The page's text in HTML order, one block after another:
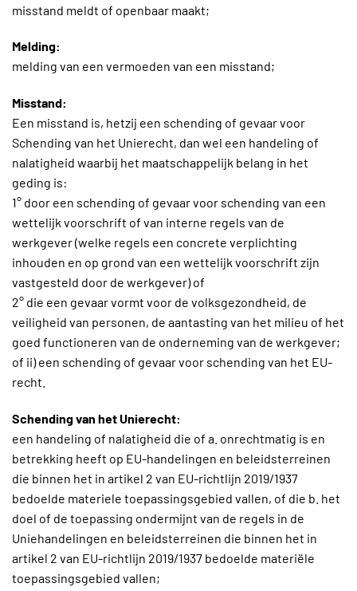
misstand meldt of openbaar maakt;
Melding:
melding van een vermoeden van een misstand;
Misstand:
Een misstand is, hetzij een schending of gevaar voor
Schending van het Unierecht, dan wel een handeling of
nalatigheid waarbij het maatschappelijk belang in het
geding is:
1° door een schending of gevaar voor schending van een
wettelijk voorschrift of van interne regels van de
werkgever (welke regels een concrete verplichting
inhouden en op grond van een wettelijk voorschrift zijn
vastgesteld door de werkgever) of
2° die een gevaar vormt voor de volksgezondheid, de
veiligheid van personen, de aantasting van het milieu of het
goed functioneren van de onderneming van de werkgever;
of ii) een schending of gevaar voor schending van het EU-
recht.
Schending van het Unierecht:
een handeling of nalatigheid die of a. onrechtmatig is en
betrekking heeft op EU-handelingen en beleidsterreinen
die binnen het in artikel 2 van EU-richtlijn 2019/1937
bedoelde materiele toepassingsgebied vallen, of die b. het
doel of de toepassing ondermijnt van de regels in de
Uniehandelingen en beleidsterreinen die binnen het in
artikel 2 van EU-richtlijn 2019/1937 bedoelde materiële
toepassingsgebied vallen;